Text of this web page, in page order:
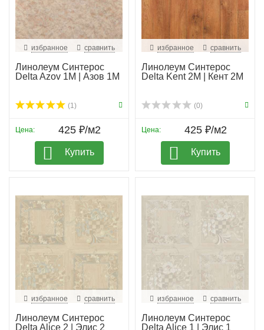
избранное сравнить
Линолеум Синтерос
Delta Azov 1M | Азов 1М
(1)
Цена: 425 ₽/м2
Купить
избранное сравнить
Линолеум Синтерос
Delta Kent 2M | Кент 2М
(0)
Цена: 425 ₽/м2
Купить
избранное сравнить
Линолеум Синтерос
Delta Alice 2 | Элис 2
избранное сравнить
Линолеум Синтерос
Delta Alice 1 | Элис 1